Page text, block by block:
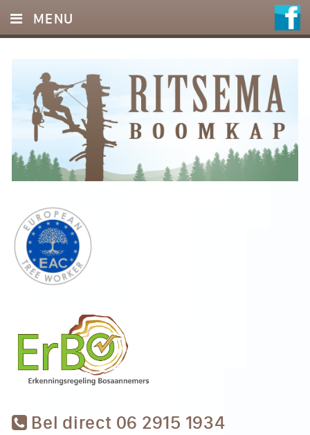
Bel direct 06 2915 1934
MENU
DIENSTEN
FOTO’S
REFERENTIES
OFFERTE
CONTACT